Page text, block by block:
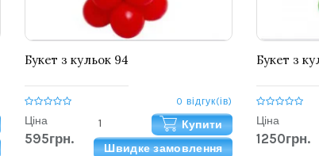
Букет з кульок 94
0 відгук(ів)
Ціна
595грн.
Купити
Швидке замовлення
Букет з
Ціна
1250грн.